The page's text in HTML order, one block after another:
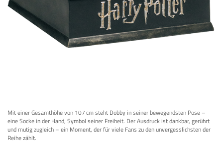
Mit einer Gesamthöhe von 107 cm steht Dobby in seiner bewegendsten Pose –
eine Socke in der Hand, Symbol seiner Freiheit. Der Ausdruck ist dankbar, gerührt
und mutig zugleich – ein Moment, der für viele Fans zu den unvergesslichsten der
Reihe zählt.